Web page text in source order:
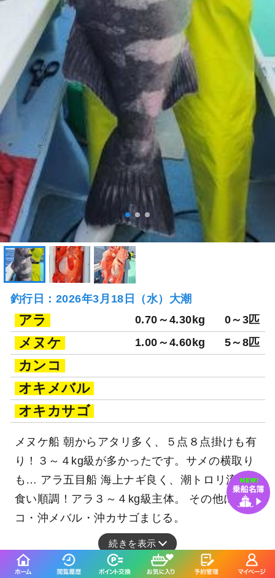
釣行日：2026年3月18日（水）大潮
アラ 0.70～4.30kg 0～3匹
メヌケ 1.00～4.60kg 5～8匹
カンコ
オキメバル
オキカサゴ
メヌケ船 朝からアタリ多く、５点８点掛けも有
り！３～４kg級が多かったです。サメの横取り
も… アラ五目船 海上ナギ良く、潮トロリ流れて
食い順調！アラ３～４kg級主体。 その他にカン
コ・沖メバル・沖カサゴまじる。
続きを表示